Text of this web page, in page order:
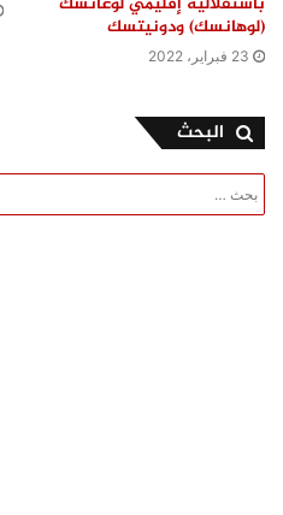
(لوهانسك) ودونيتسك
23 فبراير، 2022
البحث